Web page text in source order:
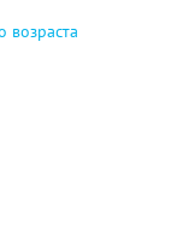
возраста